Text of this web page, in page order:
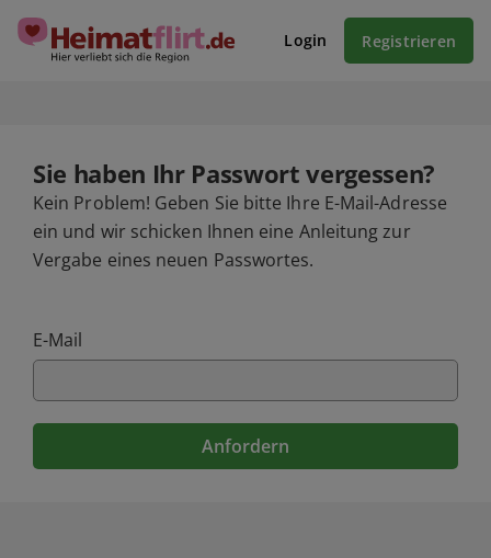
Login Registrieren
Sie haben Ihr Passwort vergessen?
Kein Problem! Geben Sie bitte Ihre E-Mail-Adresse
ein und wir schicken Ihnen eine Anleitung zur
Vergabe eines neuen Passwortes.
E-Mail
Anfordern